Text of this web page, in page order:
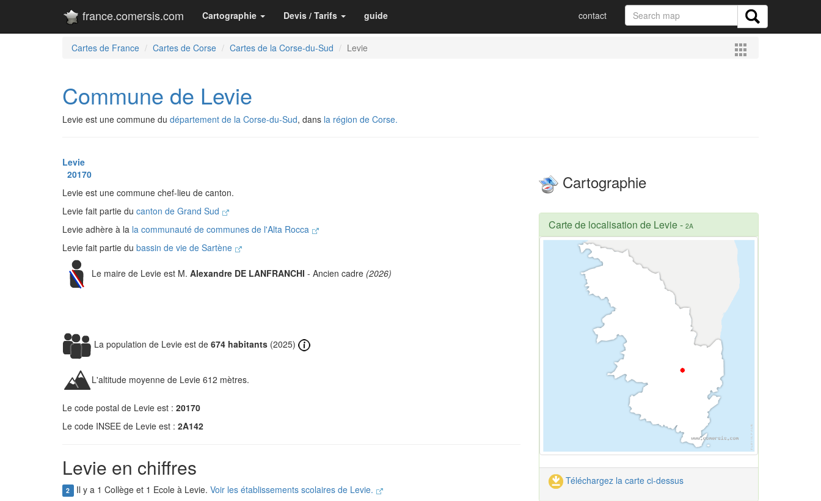
france.comersis.com Cartographie Devis / Tarifs guide contact
Cartes de France Cartes de Corse Cartes de la Corse-du-Sud Levie
Commune de Levie
Levie est une commune du département de la Corse-du-Sud, dans la région de Corse.
Levie
20170
Levie est une commune chef-lieu de canton.
Levie fait partie du canton de Grand Sud
Levie adhère à la la communauté de communes de l'Alta Rocca
Levie fait partie du bassin de vie de Sartène
Le maire de Levie est M. Alexandre DE LANFRANCHI - Ancien cadre (2026)
La population de Levie est de 674 habitants (2025)
L'altitude moyenne de Levie 612 mètres.
Le code postal de Levie est : 20170
Le code INSEE de Levie est : 2A142
Levie en chiffres
2 Il y a 1 Collège et 1 Ecole à Levie. Voir les établissements scolaires de Levie.
Cartographie
Carte de localisation de Levie- 2A
Téléchargez la carte ci-dessus